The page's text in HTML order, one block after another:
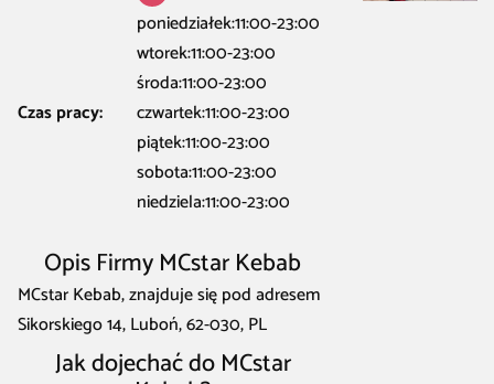
Czas pracy:
poniedziałek:11:00-23:00
wtorek:11:00-23:00
środa:11:00-23:00
czwartek:11:00-23:00
piątek:11:00-23:00
sobota:11:00-23:00
niedziela:11:00-23:00
Opis Firmy MCstar Kebab
MCstar Kebab, znajduje się pod adresem
Sikorskiego 14, Luboń, 62-030, PL
Jak dojechać do MCstar